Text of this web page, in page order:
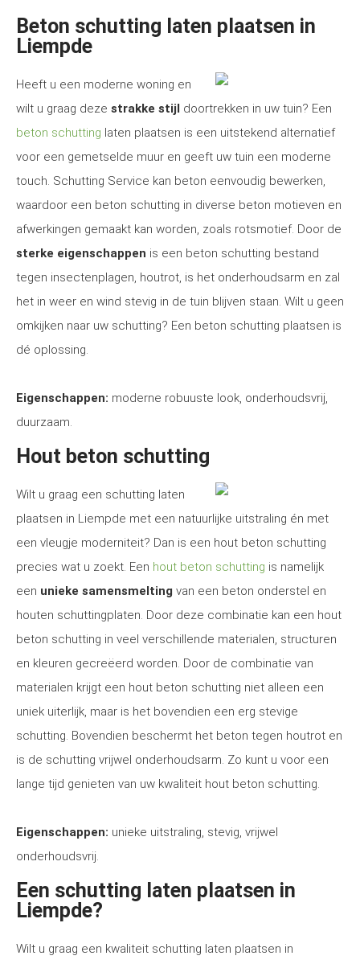
Beton schutting laten plaatsen in
Liempde
Heeft u een moderne woning en
wilt u graag deze strakke stijl doortrekken in uw tuin? Een
beton schutting laten plaatsen is een uitstekend alternatief
voor een gemetselde muur en geeft uw tuin een moderne
touch. Schutting Service kan beton eenvoudig bewerken,
waardoor een beton schutting in diverse beton motieven en
afwerkingen gemaakt kan worden, zoals rotsmotief. Door de
sterke eigenschappen is een beton schutting bestand
tegen insectenplagen, houtrot, is het onderhoudsarm en zal
het in weer en wind stevig in de tuin blijven staan. Wilt u geen
omkijken naar uw schutting? Een beton schutting plaatsen is
dé oplossing.
Eigenschappen: moderne robuuste look, onderhoudsvrij,
duurzaam.
Hout beton schutting
Wilt u graag een schutting laten
plaatsen in Liempde met een natuurlijke uitstraling én met
een vleugje moderniteit? Dan is een hout beton schutting
precies wat u zoekt. Een hout beton schutting is namelijk
een unieke samensmelting van een beton onderstel en
houten schuttingplaten. Door deze combinatie kan een hout
beton schutting in veel verschillende materialen, structuren
en kleuren gecreëerd worden. Door de combinatie van
materialen krijgt een hout beton schutting niet alleen een
uniek uiterlijk, maar is het bovendien een erg stevige
schutting. Bovendien beschermt het beton tegen houtrot en
is de schutting vrijwel onderhoudsarm. Zo kunt u voor een
lange tijd genieten van uw kwaliteit hout beton schutting.
Eigenschappen: unieke uitstraling, stevig, vrijwel
onderhoudsvrij.
Een schutting laten plaatsen in
Liempde?
Wilt u graag een kwaliteit schutting laten plaatsen in